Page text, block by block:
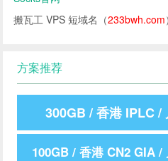
搬瓦工 VPS 短域名（233bwh.com
方案推荐
300GB / 香港 IPLC /
100GB / 香港 CN2 GIA /